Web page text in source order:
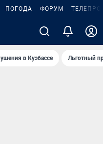
ПОГОДА ФОРУМ
в Кузбассе Льготный